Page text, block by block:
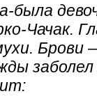
была
Чачак.
Брови